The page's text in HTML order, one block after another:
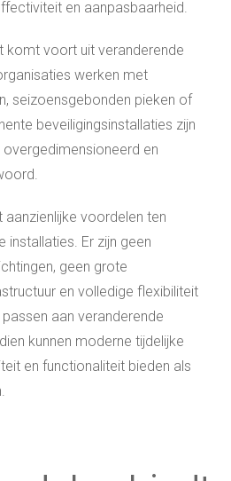
en aanpasbaarheid.
komt voort uit veranderende
werken met
seizoensgebonden pieken of
beveiligingsinstallaties zijn
en
aanzienlijke voordelen ten
installaties. Er zijn geen
geen grote
en volledige flexibiliteit
aan veranderende
kunnen moderne tijdelijke
en functionaliteit bieden als